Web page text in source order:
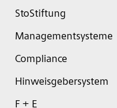
StoStiftung
Managementsysteme
Compliance
Hinweisgebersystem
F + E